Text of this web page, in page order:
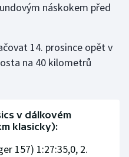
náskokem před
14. prosince opět v
na 40 kilometrů
v dálkovém
klasicky):
157) 1:27:35,0, 2.